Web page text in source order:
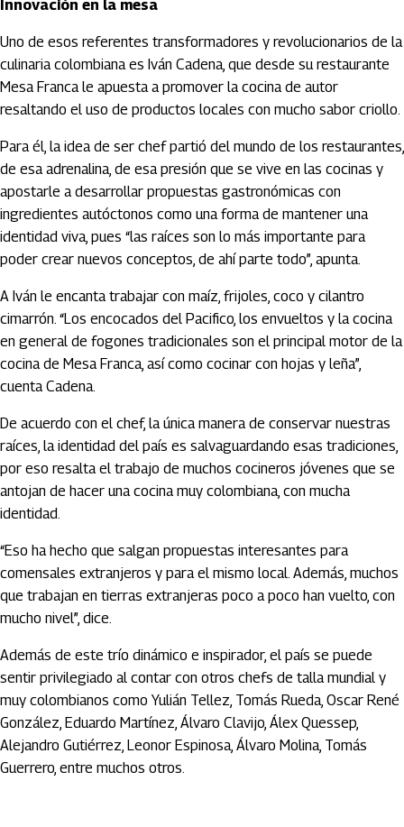
Innovación en la mesa
Uno de esos referentes transformadores y revolucionarios de la
culinaria colombiana es Iván Cadena, que desde su restaurante
Mesa Franca le apuesta a promover la cocina de autor
resaltando el uso de productos locales con mucho sabor criollo.
Para él, la idea de ser chef partió del mundo de los restaurantes,
de esa adrenalina, de esa presión que se vive en las cocinas y
apostarle a desarrollar propuestas gastronómicas con
ingredientes autóctonos como una forma de mantener una
identidad viva, pues “las raíces son lo más importante para
poder crear nuevos conceptos, de ahí parte todo”, apunta.
A Iván le encanta trabajar con maíz, frijoles, coco y cilantro
cimarrón. “Los encocados del Pacifico, los envueltos y la cocina
en general de fogones tradicionales son el principal motor de la
cocina de Mesa Franca, así como cocinar con hojas y leña”,
cuenta Cadena.
De acuerdo con el chef, la única manera de conservar nuestras
raíces, la identidad del país es salvaguardando esas tradiciones,
por eso resalta el trabajo de muchos cocineros jóvenes que se
antojan de hacer una cocina muy colombiana, con mucha
identidad.
“Eso ha hecho que salgan propuestas interesantes para
comensales extranjeros y para el mismo local. Además, muchos
que trabajan en tierras extranjeras poco a poco han vuelto, con
mucho nivel”, dice.
Además de este trío dinámico e inspirador, el país se puede
sentir privilegiado al contar con otros chefs de talla mundial y
muy colombianos como Yulián Tellez, Tomás Rueda, Oscar René
González, Eduardo Martínez, Álvaro Clavijo, Álex Quessep,
Alejandro Gutiérrez, Leonor Espinosa, Álvaro Molina, Tomás
Guerrero, entre muchos otros.